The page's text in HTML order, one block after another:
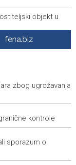
objekt u
sezonu,
8 August 2026
Memčić se već
and
fena.biz
zbog ugrožavanja
kontrole
sporazum o